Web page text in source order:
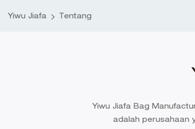
Yiwu Jiafa Tentang
Yiwu Jiafa Bag
adalah perusahaan